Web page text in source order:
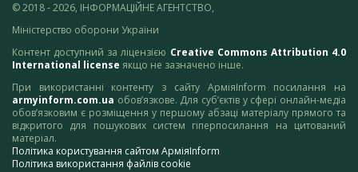
© 2018 - 2026, ІНФОРМАЦІЙНЕ АГЕНТСТВО,
Міністерство оборони України
Контент доступний за ліцензією Creative Commons Attribution 4.0
International license якщо не зазначено інше.
При використанні контенту з сайту АрміяInform посилання на
armyinform.com.ua обов’язкове. Для суб’єктів у сфері онлайн-медіа
обов’язковим є розміщення у першому абзаці матеріалу прямого та
відкритого для пошукових систем гіперпосилання на цитований
матеріал.
Політика користування сайтом АрміяInform
Політика використання файлів cookie